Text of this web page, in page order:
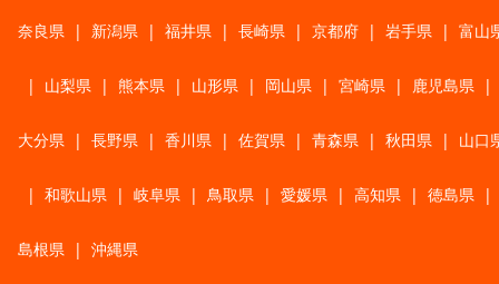
奈良県 | 新潟県 | 福井県 | 長崎県 | 京都府 | 岩手県 | 富山
| 山梨県 | 熊本県 | 山形県 | 岡山県 | 宮崎県 | 鹿児島県 |
大分県 | 長野県 | 香川県 | 佐賀県 | 青森県 | 秋田県 | 山口
| 和歌山県 | 岐阜県 | 鳥取県 | 愛媛県 | 高知県 | 徳島県 |
島根県 | 沖縄県